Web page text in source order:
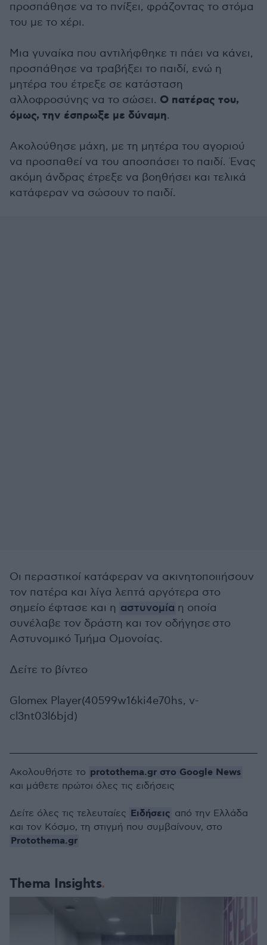
προσπάθησε να το πνίξει, φράζοντας το στόμα
του με το χέρι.
Μια γυναίκα που αντιλήφθηκε τι πάει να κάνει,
προσπάθησε να τραβήξει το παιδί, ενώ η
μητέρα του έτρεξε σε κατάσταση
αλλοφροσύνης να το σώσει. Ο πατέρας του,
όμως, την έσπρωξε με δύναμη.
Ακολούθησε μάχη, με τη μητέρα του αγοριού
να προσπαθεί να του αποσπάσει το παιδί. Ένας
ακόμη άνδρας έτρεξε να βοηθήσει και τελικά
κατάφεραν να σώσουν το παιδί.
Οι περαστικοί κατάφεραν να ακινητοποιιήσουν
τον πατέρα και λίγα λεπτά αργότερα στο
σημείο έφτασε και η αστυνομία η οποία
συνέλαβε τον δράστη και τον οδήγησε στο
Αστυνομικό Τμήμα Ομονοίας.
Δείτε το βίντεο
Glomex Player(40599w16ki4e70hs, v-
cl3nt03l6bjd)
Thema Insights
Ακολουθήστε το protothema.gr στο Google News
και μάθετε πρώτοι όλες τις ειδήσεις
Δείτε όλες τις τελευταίες Ειδήσεις από την Ελλάδα
και τον Κόσμο, τη στιγμή που συμβαίνουν, στο
Protothema.gr